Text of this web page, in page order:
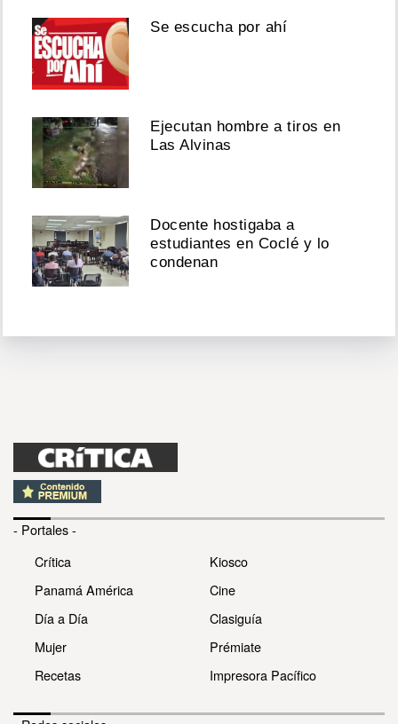
Se escucha por ahí
Ejecutan hombre a tiros en
Las Alvinas
Docente hostigaba a
estudiantes en Coclé y lo
condenan
- Portales -
Crítica
Panamá América
Día a Día
Mujer
Recetas
Kiosco
Cine
Clasiguía
Prémiate
Impresora Pacífico